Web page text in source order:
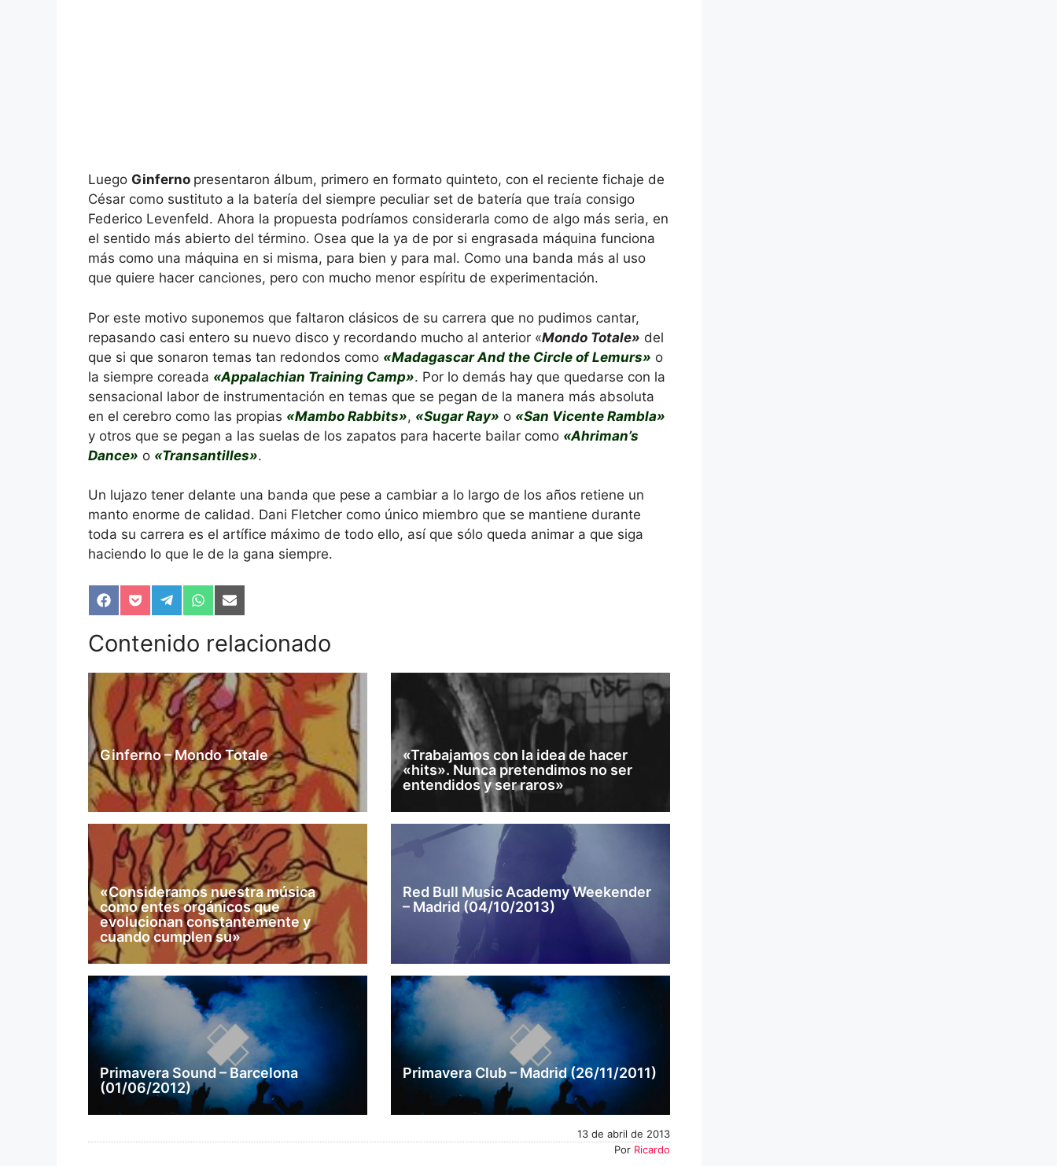
Luego Ginferno presentaron álbum, primero en formato quinteto, con el reciente fichaje de
César como sustituto a la batería del siempre peculiar set de batería que traía consigo
Federico Levenfeld. Ahora la propuesta podríamos considerarla como de algo más seria, en
el sentido más abierto del término. Osea que la ya de por si engrasada máquina funciona
más como una máquina en si misma, para bien y para mal. Como una banda más al uso
que quiere hacer canciones, pero con mucho menor espíritu de experimentación.
Por este motivo suponemos que faltaron clásicos de su carrera que no pudimos cantar,
repasando casi entero su nuevo disco y recordando mucho al anterior «Mondo Totale» del
que si que sonaron temas tan redondos como «Madagascar And the Circle of Lemurs» o
la siempre coreada «Appalachian Training Camp». Por lo demás hay que quedarse con la
sensacional labor de instrumentación en temas que se pegan de la manera más absoluta
en el cerebro como las propias «Mambo Rabbits», «Sugar Ray» o «San Vicente Rambla»
y otros que se pegan a las suelas de los zapatos para hacerte bailar como «Ahriman’s
Dance» o «Transantilles».
Un lujazo tener delante una banda que pese a cambiar a lo largo de los años retiene un
manto enorme de calidad. Dani Fletcher como único miembro que se mantiene durante
toda su carrera es el artífice máximo de todo ello, así que sólo queda animar a que siga
haciendo lo que le de la gana siempre.
Compartir
en
Facebook
Compartir
en
Pocket
Compartir
en
Telegram
Compartir
en
WhatsApp
Compartir
en
Email
Contenido relacionado
Ginferno – Mondo Totale
«Trabajamos con la idea de hacer
«hits». Nunca pretendimos no ser
entendidos y ser raros»
«Consideramos nuestra música
como entes orgánicos que
evolucionan constantemente y
cuando cumplen su»
Red Bull Music Academy Weekender
– Madrid (04/10/2013)
Primavera Sound – Barcelona
(01/06/2012)
Primavera Club – Madrid (26/11/2011)
13 de abril de 2013
Por Ricardo